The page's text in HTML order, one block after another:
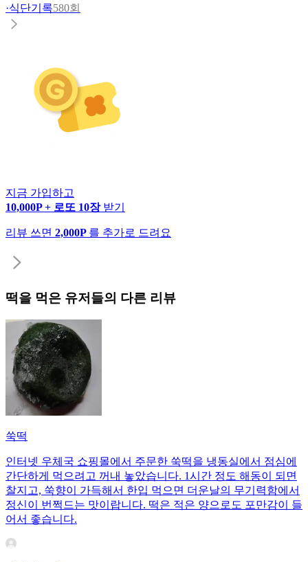
·식단기록580회
지금 가입하고
10,000P + 로또 10장 받기
리뷰 쓰면 2,000P 를 추가로 드려요
떡을 먹은 유저들의 다른 리뷰
쑥떡
인터넷 우체국 쇼핑몰에서 주문한 쑥떡을 냉동실에서 점심에
간단하게 먹으려고 꺼내 놓았습니다. 1시간 정도 해동이 되면
찰지고, 쑥향이 가득해서 한입 먹으면 더운날의 무기력함에서
정신이 번쩍드는 맛이랍니다. 떡은 적은 양으로도 포만감이 들
어서 좋습니다.